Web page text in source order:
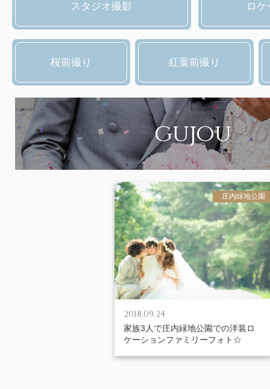
スタジオ撮影 ロ
桜前撮り 紅葉前撮り
gujou
2018.09.24
家族3人で庄内緑地公園での洋装ロ
ケーションファミリーフォト☆
庄内緑地公園